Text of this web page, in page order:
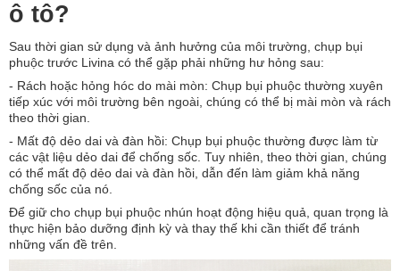
ô tô?
Sau thời gian sử dụng và ảnh hưởng của môi trường, chụp bụi
phuộc trước Livina có thể gặp phải những hư hỏng sau:
- Rách hoặc hỏng hóc do mài mòn: Chụp bụi phuộc thường xuyên
tiếp xúc với môi trường bên ngoài, chúng có thể bị mài mòn và rách
theo thời gian.
- Mất độ dẻo dai và đàn hồi: Chụp bụi phuộc thường được làm từ
các vật liệu dẻo dai để chống sốc. Tuy nhiên, theo thời gian, chúng
có thể mất độ dẻo dai và đàn hồi, dẫn đến làm giảm khả năng
chống sốc của nó.
Để giữ cho chụp bụi phuộc nhún hoạt động hiệu quả, quan trọng là
thực hiện bảo dưỡng định kỳ và thay thế khi cần thiết để tránh
những vấn đề trên.